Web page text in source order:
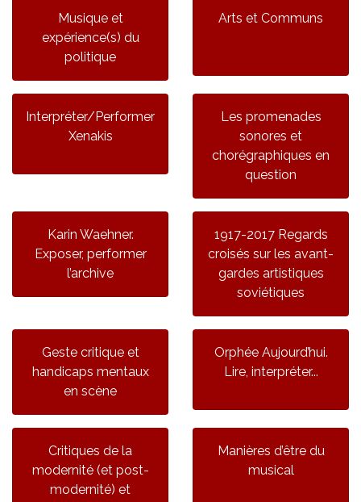
Musique et
expérience(s) du
politique
Arts et Communs
Interpréter/Performer
Xenakis
Les promenades
sonores et
chorégraphiques en
question
Karin Waehner.
Exposer, performer
l’archive
1917-2017 Regards
croisés sur les avant-
gardes artistiques
soviétiques
Geste critique et
handicaps mentaux
en scène
Orphée Aujourd’hui.
Lire, interpréter...
Critiques de la
modernité (et post-
modernité) et
Manières d’être du
musical